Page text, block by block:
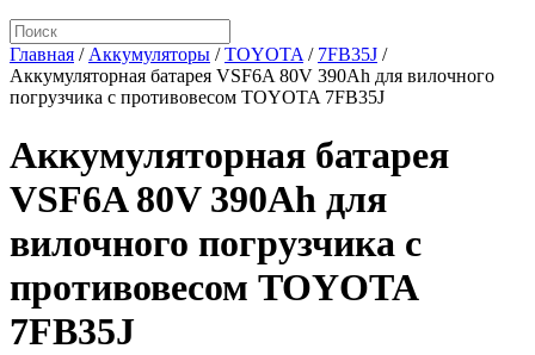
Главная / Аккумуляторы /TOYOTA / 7FB35J /
Аккумуляторная батарея VSF6A 80V 390Ah для вилочного
погрузчика с противовесом TOYOTA 7FB35J
Аккумуляторная батарея
VSF6A 80V 390Ah для
вилочного погрузчика с
противовесом TOYOTA
7FB35J